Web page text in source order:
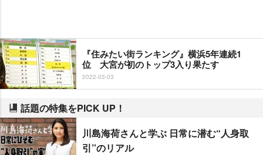
『住みたい街ランキング』横浜5年連続1
位 大宮が初のトップ3入り果たす
2022-03-03
話題の特集をPICK UP！
川島海荷さんと学ぶ 日常に潜む“人身取
引”のリアル